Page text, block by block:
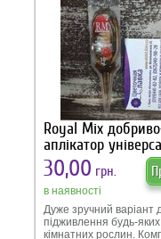
Royal Mix
аплікатор
30,00 грн.
в наявності
Дуже зручний варіант
підживлення будь-яких
кімнатних рослин.